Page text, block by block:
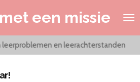
een missie
leerproblemen en leerachterstanden